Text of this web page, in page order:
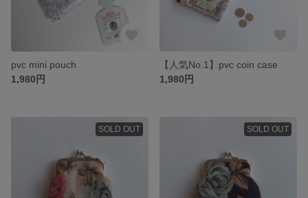
pvc mini pouch
1,980円
【人気No.1】pvc coin case
1,980円
SOLD OUT SOLD OUT